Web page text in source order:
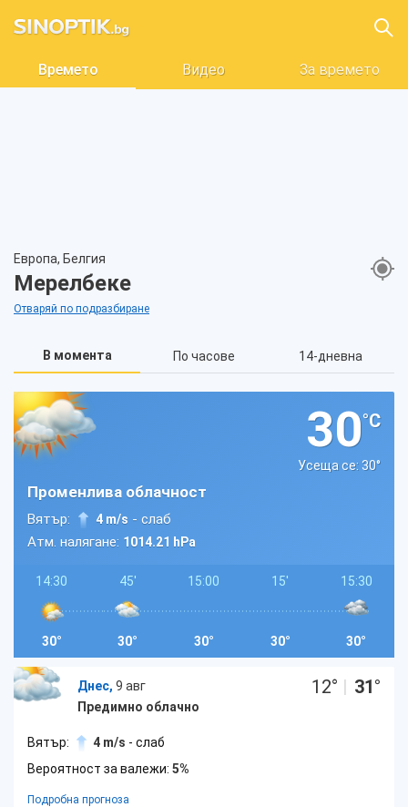
Времето Видео За времето
Европа, Белгия
Мерелбеке
Отваряй по подразбиране
В момента По часове 14-дневна
30°C
Усеща се: 30°
Променлива облачност
Вятър: 4 m/s - слаб
Атм. налягане: 1014.21 hPa
14:30
30°
45'
30°
15:00
30°
15'
30°
15:30
30°
Днес, 9 авг
Предимно облачно
12° | 31°
Вятър: 4 m/s - слаб
Вероятност за валежи: 5%
Подробна прогноза